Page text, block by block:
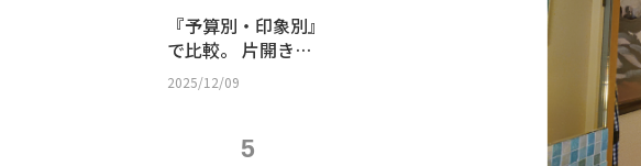
『予算別・印象別』
で比較。 片開き？
親子？観音開き？
店舗の「顔」となる
2025/12/09
5